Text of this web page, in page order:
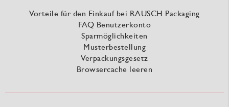
Vorteile für den Einkauf bei RAUSCH Packaging
FAQ Benutzerkonto
Sparmöglichkeiten
Musterbestellung
Verpackungsgesetz
Browsercache leeren